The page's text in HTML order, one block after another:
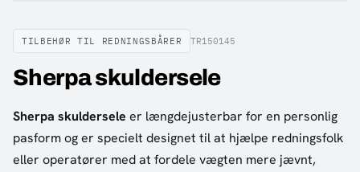
TILBEHØR TIL REDNINGSBÅRER TR150145
Sherpa skuldersele
Sherpa skuldersele er længdejusterbar for en personlig
pasform og er specielt designet til at hjælpe redningsfolk
eller operatører med at fordele vægten mere jævnt,